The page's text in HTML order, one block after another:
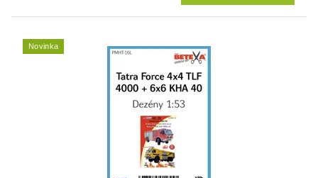
Novinka